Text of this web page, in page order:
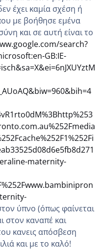
έχει καμία σχέση ή
με βοήθησε εμένα
και σε αυτή είναι το
search?
GB:IE-
maternity-
ύπνο (όπως φαίνεται
στον καναπέ και
κανεις απόσβεση
και με το καλό!